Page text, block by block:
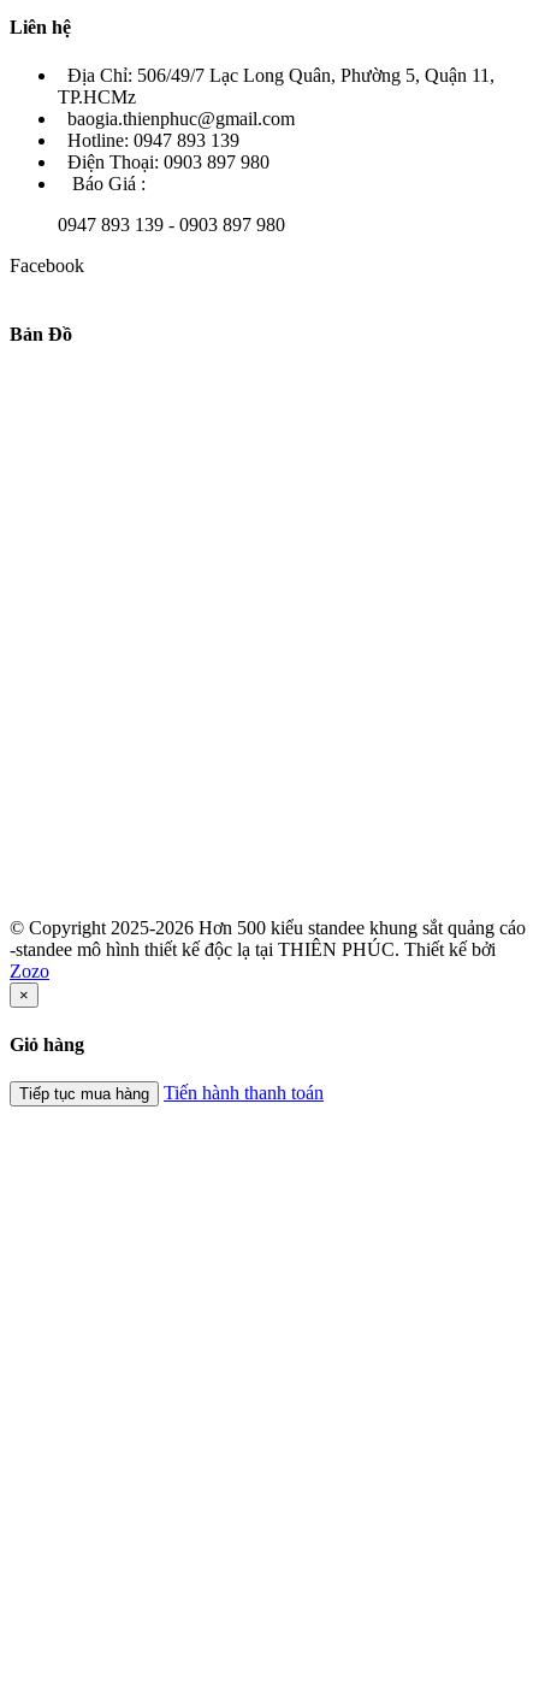
Liên hệ
Địa Chỉ: 506/49/7 Lạc Long Quân, Phường 5, Quận 11,
TP.HCMz
baogia.thienphuc@gmail.com
Hotline: 0947 893 139
Điện Thoại: 0903 897 980
Báo Giá :
0947 893 139 - 0903 897 980
Facebook
Bản Đồ
© Copyright 2025-2026 Hơn 500 kiểu standee khung sắt quảng cáo
-standee mô hình thiết kế độc lạ tại THIÊN PHÚC. Thiết kế bởi
Zozo
×
Giỏ hàng
Tiếp tục mua hàng Tiến hành thanh toán